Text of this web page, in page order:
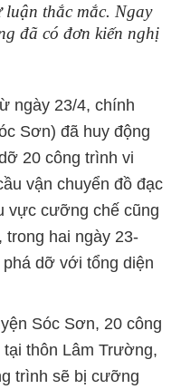
thắc mắc. Ngay
đã có đơn kiến nghị
ngày 23/4, chính
Sơn) đã huy động
20 công trình vi
vận chuyển đồ đạc
vực cưỡng chế cũng
hai ngày 23-
dỡ với tổng diện
Sóc Sơn, 20 công
thôn Lâm Trường,
trình sẽ bị cưỡng